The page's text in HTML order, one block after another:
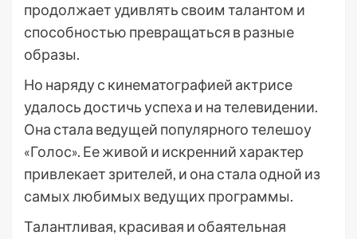
продолжает удивлять своим талантом и
способностью превращаться в разные
образы.
Но наряду с кинематографией актрисе
удалось достичь успеха и на телевидении.
Она стала ведущей популярного телешоу
«Голос». Ее живой и искренний характер
привлекает зрителей, и она стала одной из
самых любимых ведущих программы.
Талантливая, красивая и обаятельная